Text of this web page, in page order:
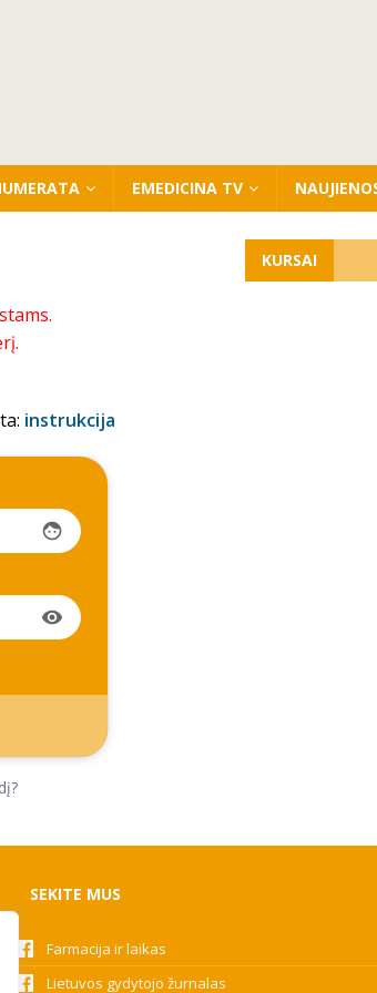
EMEDICINA TV
instrukcija
face
visibility
KURSAI
SEKITE MUS
Farmacija ir laikas
Lietuvos gydytojo žurnalas